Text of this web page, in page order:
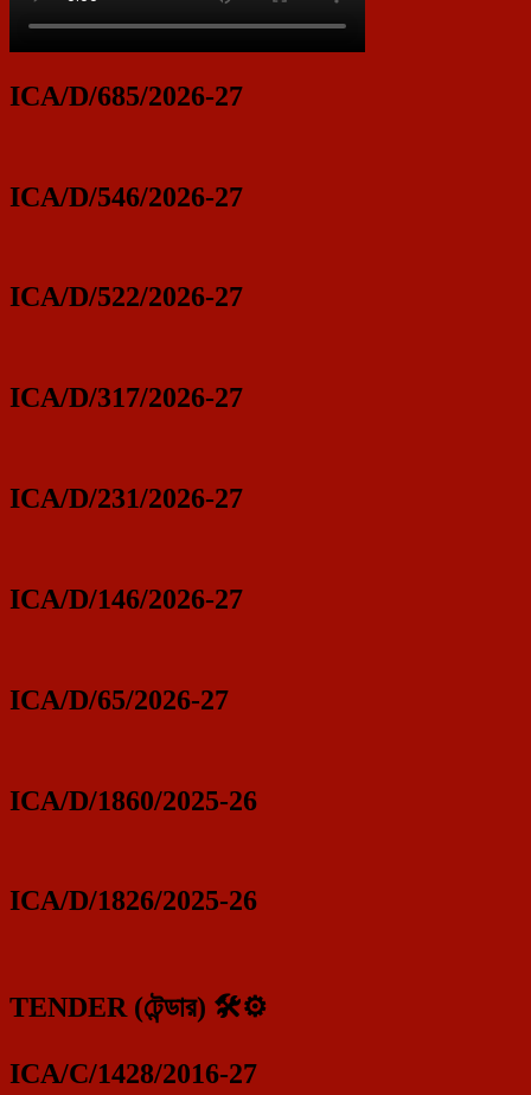
ICA/D/685/2026-27
ICA/D/546/2026-27
ICA/D/522/2026-27
ICA/D/317/2026-27
ICA/D/231/2026-27
ICA/D/146/2026-27
ICA/D/65/2026-27
ICA/D/1860/2025-26
ICA/D/1826/2025-26
TENDER (টেন্ডার) 🛠️⚙️
ICA/C/1428/2016-27